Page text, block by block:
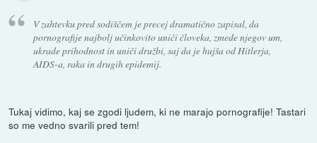
V zahtevku pred sodiščem je precej dramatično zapisal, da
pornografije najbolj učinkovito uniči človeka, zmede njegov um,
ukrade prihodnost in uniči družbi, saj da je hujša od Hitlerja,
AIDS-a, raka in drugih epidemij.
Tukaj vidimo, kaj se zgodi ljudem, ki ne marajo pornografije! Tastari
so me vedno svarili pred tem!